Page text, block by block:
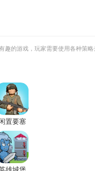
趣的游戏，玩家需要使用各种策
置要塞
限金币
限星星
雄城堡